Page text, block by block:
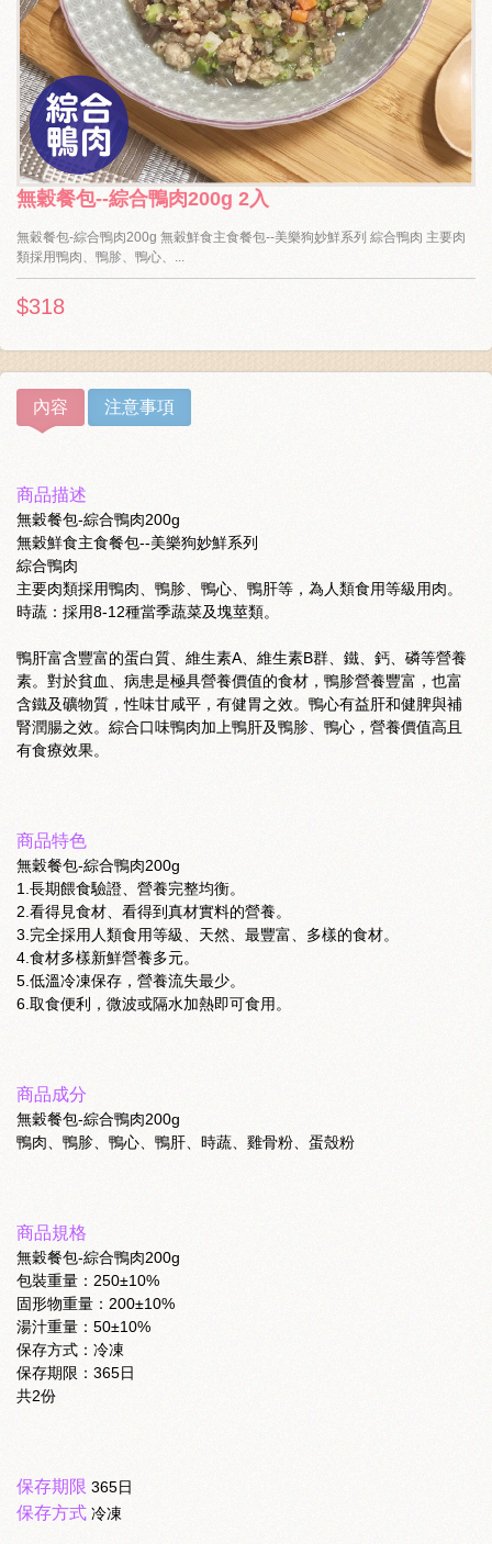
無穀餐包--綜合鴨肉200g 2入
無穀餐包-綜合鴨肉200g 無穀鮮食主食餐包--美樂狗妙鮮系列 綜合鴨肉 主要肉
類採用鴨肉、鴨胗、鴨心、...
$318
內容 注意事項
商品描述
無穀餐包-綜合鴨肉200g
無穀鮮食主食餐包--美樂狗妙鮮系列
綜合鴨肉
主要肉類採用鴨肉、鴨胗、鴨心、鴨肝等，為人類食用等級用肉。
時蔬：採用8-12種當季蔬菜及塊莖類。
鴨肝富含豐富的蛋白質、維生素A、維生素B群、鐵、鈣、磷等營養
素。對於貧血、病患是極具營養價值的食材，鴨胗營養豐富，也富
含鐵及礦物質，性味甘咸平，有健胃之效。鴨心有益肝和健脾與補
腎潤腸之效。綜合口味鴨肉加上鴨肝及鴨胗、鴨心，營養價值高且
有食療效果。
商品特色
無穀餐包-綜合鴨肉200g
1.長期餵食驗證、營養完整均衡。
2.看得見食材、看得到真材實料的營養。
3.完全採用人類食用等級、天然、最豐富、多樣的食材。
4.食材多樣新鮮營養多元。
5.低溫冷凍保存，營養流失最少。
6.取食便利，微波或隔水加熱即可食用。
商品成分
無穀餐包-綜合鴨肉200g
鴨肉、鴨胗、鴨心、鴨肝、時蔬、雞骨粉、蛋殼粉
商品規格
無穀餐包-綜合鴨肉200g
包裝重量：250±10%
固形物重量：200±10%
湯汁重量：50±10%
保存方式：冷凍
保存期限：365日
共2份
保存期限 365日
保存方式 冷凍